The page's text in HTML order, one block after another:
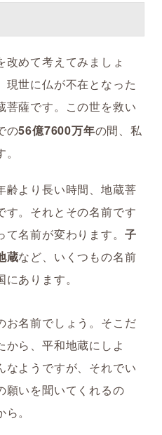
改めて考えてみましょ
現世に仏が不在となった
菩薩です。この世を救い
の56億7600万年の間、私
齢より長い時間、地蔵菩
す。それとその名前です
名前が変わります。 子
蔵など、いくつもの名前
あります。
お名前でしょう。そこだ
から、平和地蔵にしよ
なようですが、それでい
願いを聞いてくれるの
。